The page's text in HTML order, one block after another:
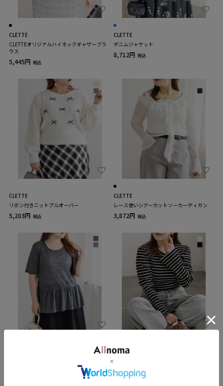
CLETTE
CLETTEオリジナルハイネックギャザーブラ
ウス
5,445円 税込
CLETTE
デニムジャケット
8,712円 税込
CLETTE
リボン付きニットプルオーバー
5,203円 税込
CLETTE
レース使いシアーカットソーカーディガン
3,872円 税込
CLETTE
CLETTEオリジナルフレア袖ボーダーカット
4,356円 税込